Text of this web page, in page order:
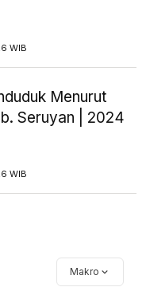
WIB
Menurut
Seruyan | 2024
WIB
Makro